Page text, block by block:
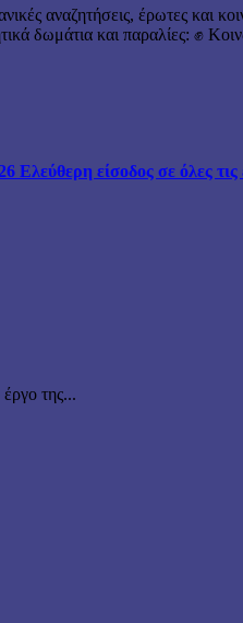
αναζητήσεις, έρωτες και
δωμάτια και παραλίες: ✊
είσοδος σε όλες τις
της...